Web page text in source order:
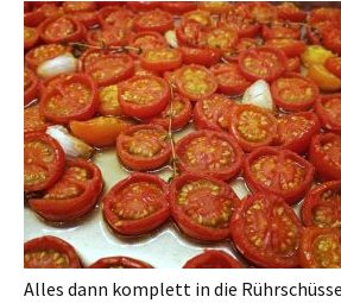
Alles dann komplett in die